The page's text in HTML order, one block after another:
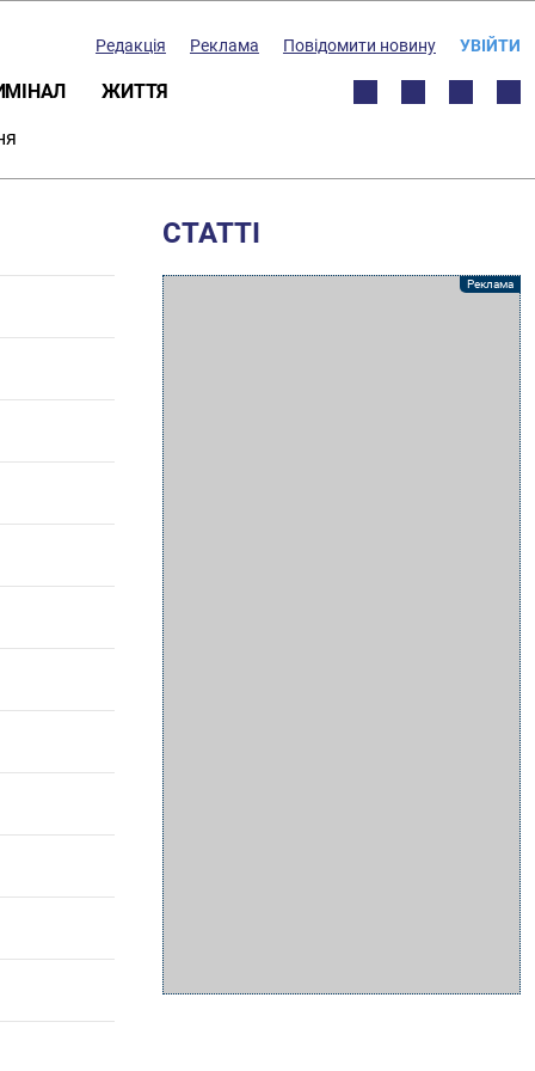
Редакція Реклама Повідомити новину УВІЙТИ
ЖИТТЯ
СТАТТІ